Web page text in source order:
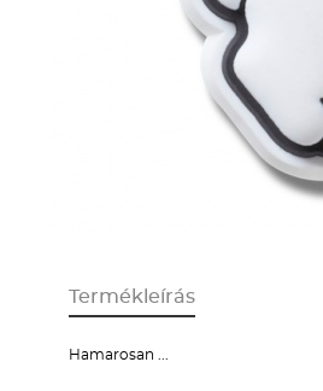
Termékleírás
Hamarosan ...